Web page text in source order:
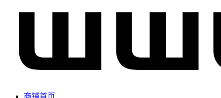
商铺首页